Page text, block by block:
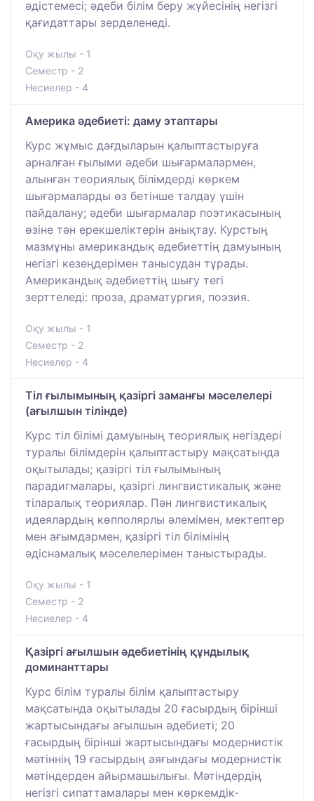
әдістемесі; әдеби білім беру жүйесінің негізгі
қағидаттары зерделенеді.
Оқу жылы - 1
Семестр - 2
Несиелер - 4
Америка әдебиеті: даму этаптары
Курс жұмыс дағдыларын қалыптастыруға
арналған ғылыми әдеби шығармалармен,
алынған теориялық білімдерді көркем
шығармаларды өз бетінше талдау үшін
пайдалану; әдеби шығармалар поэтикасының
өзіне тән ерекшеліктерін анықтау. Курстың
мазмұны американдық әдебиеттің дамуының
негізгі кезеңдерімен танысудан тұрады.
Американдық әдебиеттің шығу тегі
зерттеледі: проза, драматургия, поэзия.
Оқу жылы - 1
Семестр - 2
Несиелер - 4
Тіл ғылымының қазіргі заманғы мәселелері
(ағылшын тілінде)
Курс тіл білімі дамуының теориялық негіздері
туралы білімдерін қалыптастыру мақсатында
оқытылады; қазіргі тіл ғылымының
парадигмалары, қазіргі лингвистикалық және
тіларалық теориялар. Пән лингвистикалық
идеялардың көпполярлы әлемімен, мектептер
мен ағымдармен, қазіргі тіл білімінің
әдіснамалық мәселелерімен таныстырады.
Оқу жылы - 1
Семестр - 2
Несиелер - 4
Қазіргі ағылшын әдебиетінің құндылық
доминанттары
Курс білім туралы білім қалыптастыру
мақсатында оқытылады 20 ғасырдың бірінші
жартысындағы ағылшын әдебиеті; 20
ғасырдың бірінші жартысындағы модернистік
мәтіннің 19 ғасырдың аяғындағы модернистік
мәтіндерден айырмашылығы. Мәтіндердің
негізгі сипаттамалары мен көркемдік-